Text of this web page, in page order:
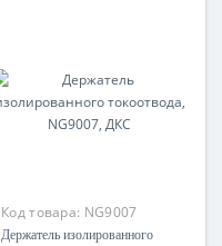
Код товара: NG9007
Держатель изолированного